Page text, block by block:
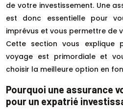
de votre investissement. Une
est donc essentielle pour
imprévus et vous permettre de
Cette section vous explique
voyage est primordiale et
choisir la meilleure option en
Pourquoi une assurance
pour un expatrié